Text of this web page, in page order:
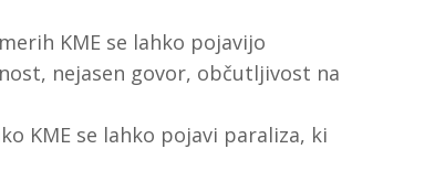
KME se lahko pojavijo
nejasen govor, občutljivost na
KME se lahko pojavi paraliza, ki